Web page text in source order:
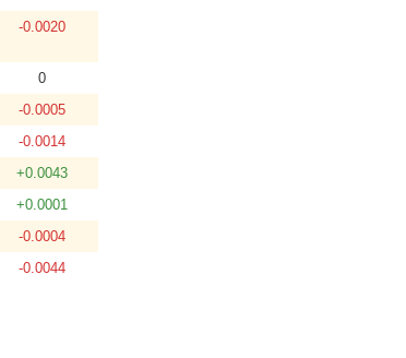
-0.0020
0
-0.0005
-0.0014
+0.0043
+0.0001
-0.0004
-0.0044